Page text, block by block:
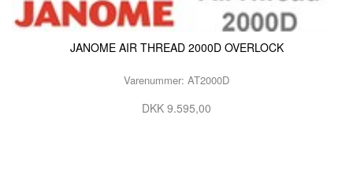
JANOME AIR THREAD 2000D OVERLOCK
Varenummer: AT2000D
DKK 9.595,00